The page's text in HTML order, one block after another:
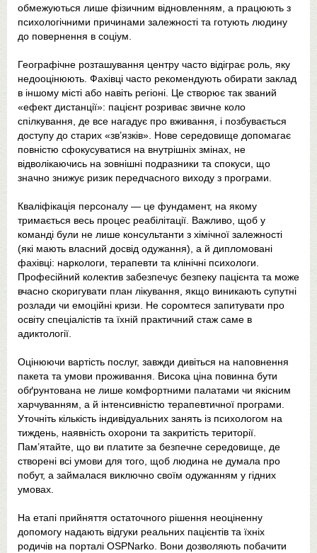
обмежуються лише фізичним відновленням, а працюють з
психологічними причинами залежності та готують людину
до повернення в соціум.
Географічне розташування центру часто відіграє роль, яку
недооцінюють. Фахівці часто рекомендують обирати заклад
в іншому місті або навіть регіоні. Це створює так званий
«ефект дистанції»: пацієнт розриває звичне коло
спілкування, де все нагадує про вживання, і позбувається
доступу до старих «зв’язків». Нове середовище допомагає
повністю сфокусуватися на внутрішніх змінах, не
відволікаючись на зовнішні подразники та спокуси, що
значно знижує ризик передчасного виходу з програми.
Кваліфікація персоналу — це фундамент, на якому
тримається весь процес реабілітації. Важливо, щоб у
команді були не лише консультанти з хімічної залежності
(які мають власний досвід одужання), а й дипломовані
фахівці: наркологи, терапевти та клінічні психологи.
Професійний колектив забезпечує безпеку пацієнта та може
вчасно скоригувати план лікування, якщо виникають супутні
розлади чи емоційні кризи. Не соромтеся запитувати про
освіту спеціалістів та їхній практичний стаж саме в
адиктології.
Оцінюючи вартість послуг, завжди дивіться на наповнення
пакета та умови проживання. Висока ціна повинна бути
обґрунтована не лише комфортними палатами чи якісним
харчуванням, а й інтенсивністю терапевтичної програми.
Уточніть кількість індивідуальних занять із психологом на
тиждень, наявність охорони та закритість території.
Пам’ятайте, що ви платите за безпечне середовище, де
створені всі умови для того, щоб людина не думала про
побут, а займалася виключно своїм одужанням у гідних
умовах.
На етапі прийняття остаточного рішення неоціненну
допомогу надають відгуки реальних пацієнтів та їхніх
родичів на порталі OSPNarko. Вони дозволяють побачити